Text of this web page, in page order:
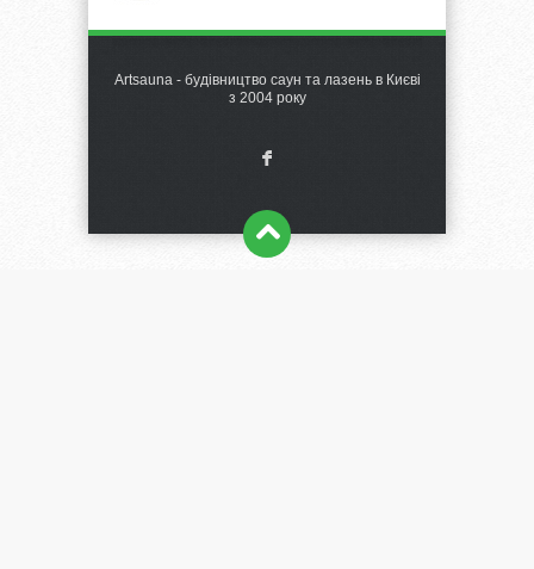
Artsauna - будівництво саун та лазень в Києві
з 2004 року
F